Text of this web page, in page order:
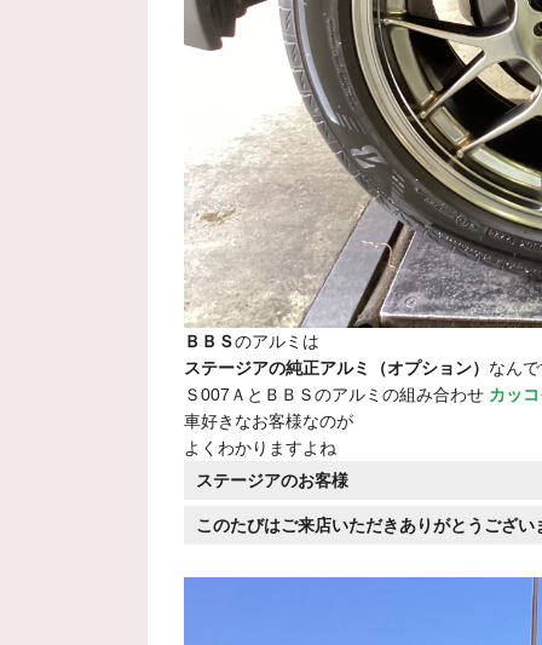
ＢＢＳのアルミは
ステージアの純正アルミ（オプション） なん
Ｓ007ＡとＢＢＳのアルミの組み合わせ カッ
車好きなお客様なのが
よくわかりますよね
ステージアのお客様
このたびはご来店いただきありがとうござい